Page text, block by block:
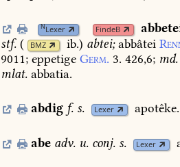
NLexer FindeB
stf. ( BMZ ib.) abtei; abbâtei
9011; eppetige Germ. 3. 426,6; md.
mlat. abbatia.
abdig f. s. Lexer apotêke.
abe adv. u. conj. s. Lexer